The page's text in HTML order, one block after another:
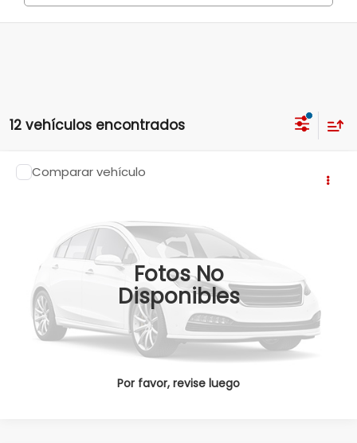
12 vehículos encontrados
Fotos No
Disponibles
Por favor, revise luego
2026Honda CRVCR-V TOURING CVT 2026
346681
Disponible
Precio: Llámanos Para Obtener el Precio
Obten una Cotización
Click To Call
Comparar vehículo